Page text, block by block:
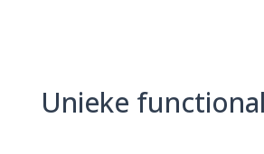
Unieke